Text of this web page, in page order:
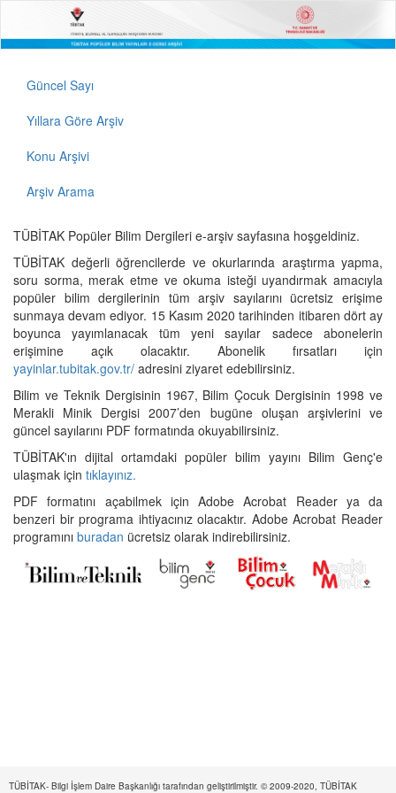
Güncel Sayı
Yıllara Göre Arşiv
Konu Arşivi
Arşiv Arama
TÜBİTAK Popüler Bilim Dergileri e-arşiv sayfasına hoşgeldiniz.
TÜBİTAK değerli öğrencilerde ve okurlarında araştırma yapma,
soru sorma, merak etme ve okuma isteği uyandırmak amacıyla
popüler bilim dergilerinin tüm arşiv sayılarını ücretsiz erişime
sunmaya devam ediyor. 15 Kasım 2020 tarihinden itibaren dört ay
boyunca yayımlanacak tüm yeni sayılar sadece abonelerin
erişimine açık olacaktır. Abonelik fırsatları için
yayinlar.tubitak.gov.tr/ adresini ziyaret edebilirsiniz.
Bilim ve Teknik Dergisinin 1967, Bilim Çocuk Dergisinin 1998 ve
Merakli Minik Dergisi 2007’den bugüne oluşan arşivlerini ve
güncel sayılarını PDF formatında okuyabilirsiniz.
TÜBİTAK'ın dijital ortamdaki popüler bilim yayını Bilim Genç'e
ulaşmak için tıklayınız.
PDF formatını açabilmek için Adobe Acrobat Reader ya da
benzeri bir programa ihtiyacınız olacaktır. Adobe Acrobat Reader
programını buradan ücretsiz olarak indirebilirsiniz.
TÜBİTAK- Bilgi İşlem Daire Başkanlığı tarafından geliştirilmiştir. © 2009-2020, TÜBİTAK